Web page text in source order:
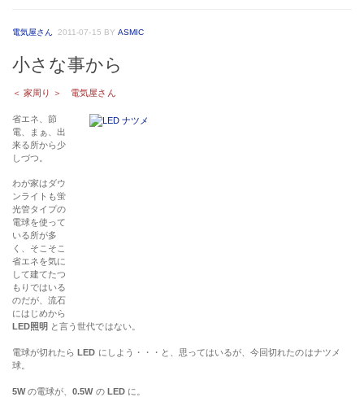
電気屋さん 2011-07-15 BY ASMIC
小さな事から
＜ 家周り ＞ 電気屋さん
省エネ、節
電、まぁ、出
来る所から少
しづつ。
わが家はダウ
ンライトも蛍
光管タイプの
電球を使って
いる所が多
く、そこそこ
省エネを気に
して建てたつ
もりではいる
のだが、流石
にはじめから
LED照明 と言う世代ではない。
電球が切れたらLED にしよう・・・と、思ってはいるが、今回切れたのはナツメ
球。
5Wの電球が、0.5Wの LEDに。